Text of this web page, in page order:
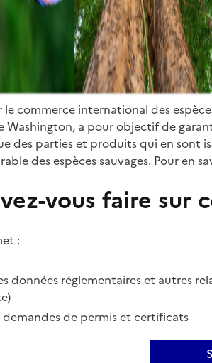
le commerce international des
Washington, a pour objectif de
des parties et produits qui en sont
des espèces sauvages. Pour en
vous faire sur
:
données réglementaires et autres
de permis et certificats